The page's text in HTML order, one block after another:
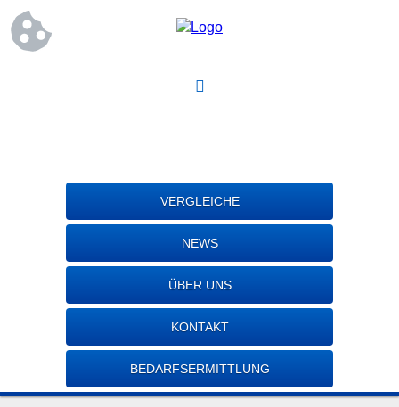
VERGLEICHE
NEWS
ÜBER UNS
KONTAKT
BEDARFSERMITTLUNG